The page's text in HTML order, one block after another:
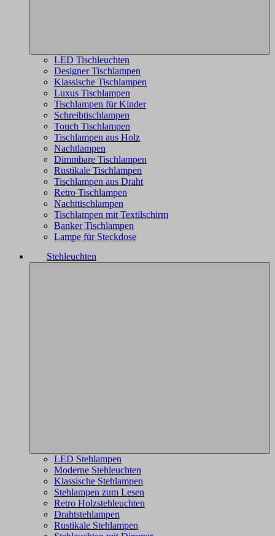
LED Tischleuchten
Designer Tischlampen
Klassische Tischlampen
Luxus Tischlampen
Tischlampen für Kinder
Schreibtischlampen
Touch Tischlampen
Tischlampen aus Holz
Nachtlampen
Dimmbare Tischlampen
Rustikale Tischlampen
Tischlampen aus Draht
Retro Tischlampen
Nachttischlampen
Tischlampen mit Textilschirm
Banker Tischlampen
Lampe für Steckdose
Stehleuchten
LED Stehlampen
Moderne Stehleuchten
Klassische Stehlampen
Stehlampen zum Lesen
Retro Holzstehleuchten
Drahtstehlampen
Rustikale Stehlampen